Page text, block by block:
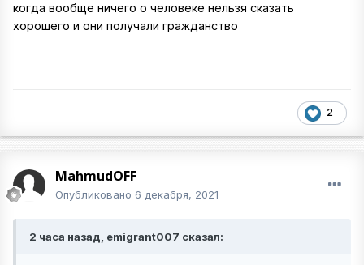
когда вообще ничего о человеке нельзя сказать
хорошего и они получали гражданство
2
MahmudOFF
Опубликовано 6 декабря, 2021
2 часа назад, emigrant007 сказал: